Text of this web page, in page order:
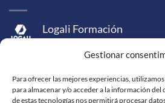
Gestionar
Para ofrecer las mejores experiencias,
para almacenar y/o acceder a la información
de estas tecnologías nos permitirá procesar
Logali Formación
Logali Consultoría
Logali Ingeniería